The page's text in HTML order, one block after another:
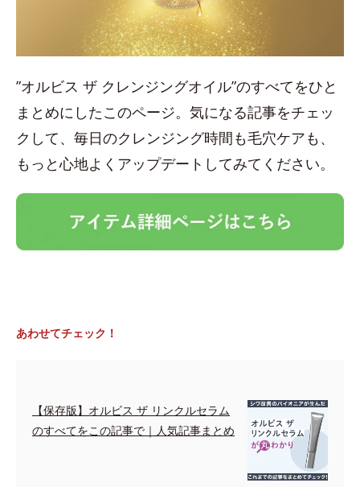
”オルビス ザ クレンジングオイル”のすべてをひと
まとめにしたこのページ。気になる記事をチェッ
クして、毎日のクレンジング時間も毛穴ケアも、
もっと心地よくアップデートしてみてください。
あわせてチェック！
【保存版】オルビス ザ リンクルセラム
のすべてをこの記事で｜人気記事まとめ